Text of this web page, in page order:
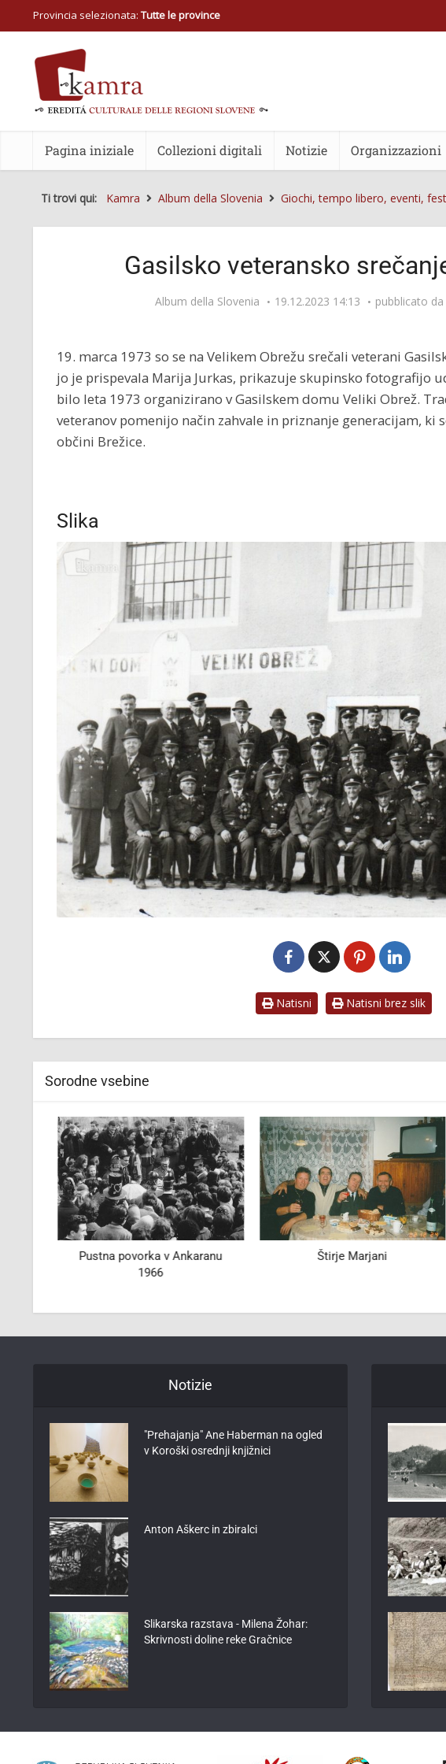
Provincia selezionata: Tutte le province
Pagina iniziale Collezioni digitali Notizie Organizzazioni
Ti trovi qui: Kamra Album della Slovenia Giochi, tempo libero, eventi,
Gasilsko veteransko
Album della Slovenia 19.12.2023 14:13 pubblicato da
19. marca 1973 so se na Velikem Obrežu srečali veterani
jo je prispevala Marija Jurkas, prikazuje skupinsko fotografijo
bilo leta 1973 organizirano v Gasilskem domu Veliki Obrež.
veteranov pomenijo način zahvale in priznanje generacijam, ki
občini Brežice.
Slika
Natisni Natisni brez slik
Sorodne vsebine
Pustna povorka v Ankaranu
1966
Štirje Marjani
Notizie
"Prehajanja" Ane Haberman na ogled
v Koroški osrednji knjižnici
Anton Aškerc in zbiralci
Slikarska razstava - Milena Žohar:
Skrivnosti doline reke Gračnice